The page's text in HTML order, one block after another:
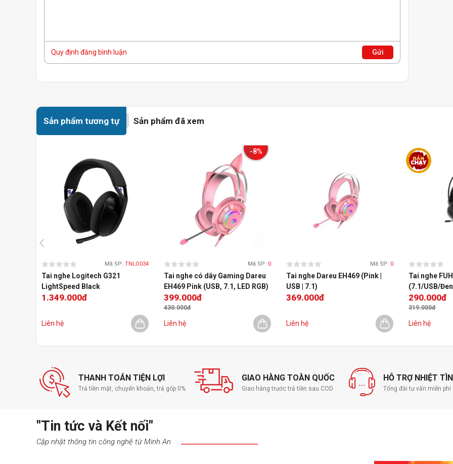
Quy định đăng bình luận Gửi
Sản phẩm tương tự Sản phẩm đã xem
Mã SP: TNLO034
Tai nghe Logitech G321
LightSpeed Black
1.349.000đ
Liên hệ
-8%
Mã SP: 0
Tai nghe có dây Gaming Dareu
EH469 Pink (USB, 7.1, LED RGB)
399.000đ
430.000đ
Liên hệ
Mã SP: 0
Tai nghe Dareu EH469 (Pink |
USB | 7.1)
369.000đ
Liên hệ
Tai nghe
(7.1/USB/
290.000đ
319.000đ
Liên hệ
THANH TOÁN TIỆN LỢI
Trả tiền mặt, chuyển khoản, trả góp 0%
GIAO HÀNG TOÀN QUỐC
Giao hàng trước trả tiền sau COD
HỖ TRỢ NHIỆT
Tổng đài tư vấn miễn phí
"Tin tức và Kết nối"
Cập nhật thông tin công nghệ từ Minh An